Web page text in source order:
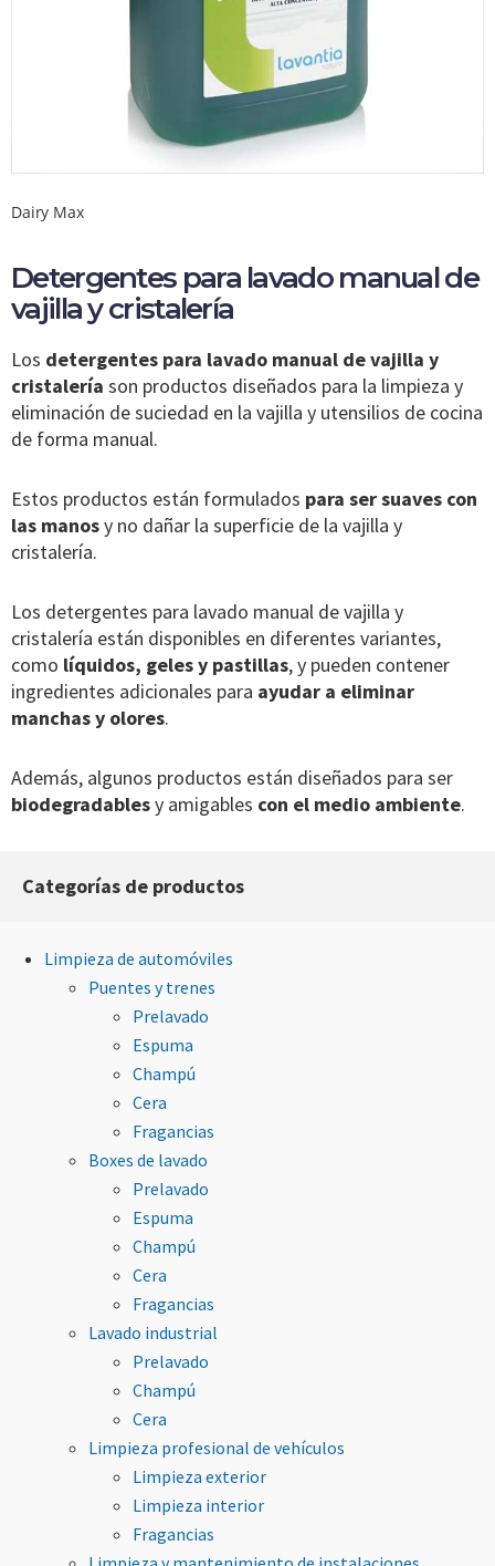
Categorías de productos
Limpieza de automóviles
Puentes y trenes
Prelavado
Espuma
Champú
Cera
Fragancias
Boxes de lavado
Prelavado
Espuma
Champú
Cera
Fragancias
Lavado industrial
Prelavado
Champú
Cera
Limpieza profesional de vehículos
Limpieza exterior
Limpieza interior
Fragancias
Dairy Max
Detergentes para lavado manual de
vajilla y cristalería
Los detergentes para lavado manual de vajilla y
cristalería son productos diseñados para la limpieza y
eliminación de suciedad en la vajilla y utensilios de cocina
de forma manual.
Estos productos están formulados para ser suaves con
las manosy no dañar la superficie de la vajilla y
cristalería.
Los detergentes para lavado manual de vajilla y
cristalería están disponibles en diferentes variantes,
como líquidos, geles y pastillas, y pueden contener
ingredientes adicionales para ayudar a eliminar
manchas y olores.
Además, algunos productos están diseñados para ser
biodegradablesy amigables con el medio ambiente.